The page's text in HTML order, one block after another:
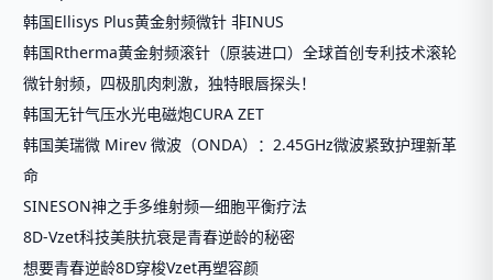
韩国Ellisys Plus黄金射频微针 非INUS
韩国Rtherma黄金射频滚针（原装进口）全球首创专利技术滚轮
微针射频，四极肌肉刺激，独特眼唇探头！
韩国无针气压水光电磁炮CURA ZET
韩国美瑞微 Mirev 微波（ONDA）：2.45GHz微波紧致护理新革
命
SINESON神之手多维射频—细胞平衡疗法
8D-Vzet科技美肤抗衰是青春逆龄的秘密
想要青春逆龄8D穿梭Vzet再塑容颜